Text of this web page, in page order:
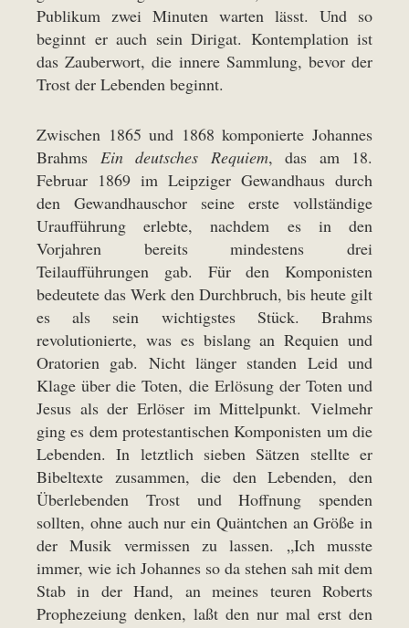
Publikum zwei Minuten warten lässt. Und so
beginnt er auch sein Dirigat. Kontemplation ist
das Zauberwort, die innere Sammlung, bevor der
Trost der Lebenden beginnt.
Zwischen 1865 und 1868 komponierte Johannes
Brahms Ein deutsches Requiem, das am 18.
Februar 1869 im Leipziger Gewandhaus durch
den Gewandhauschor seine erste vollständige
Uraufführung erlebte, nachdem es in den
Vorjahren bereits mindestens drei
Teilaufführungen gab. Für den Komponisten
bedeutete das Werk den Durchbruch, bis heute gilt
es als sein wichtigstes Stück. Brahms
revolutionierte, was es bislang an Requien und
Oratorien gab. Nicht länger standen Leid und
Klage über die Toten, die Erlösung der Toten und
Jesus als der Erlöser im Mittelpunkt. Vielmehr
ging es dem protestantischen Komponisten um die
Lebenden. In letztlich sieben Sätzen stellte er
Bibeltexte zusammen, die den Lebenden, den
Überlebenden Trost und Hoffnung spenden
sollten, ohne auch nur ein Quäntchen an Größe in
der Musik vermissen zu lassen. „Ich musste
immer, wie ich Johannes so da stehen sah mit dem
Stab in der Hand, an meines teuren Roberts
Prophezeiung denken, laßt den nur mal erst den